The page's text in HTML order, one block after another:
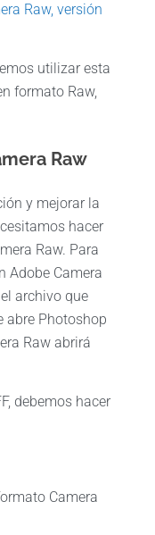
Raw, versión
utilizar esta
formato Raw,
Raw
y mejorar la
hacer
Raw. Para
Adobe Camera
archivo que
abre Photoshop
Raw abrirá
debemos hacer
Camera